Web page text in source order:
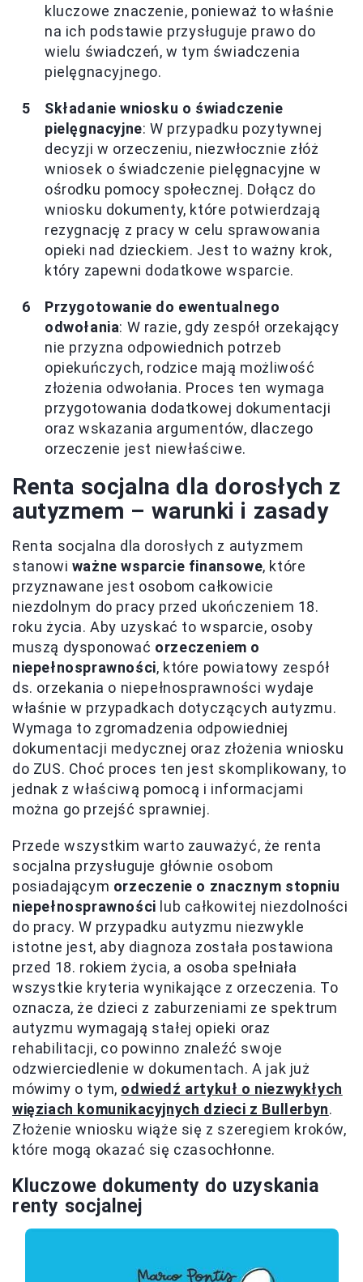
kluczowe znaczenie, ponieważ to właśnie
na ich podstawie przysługuje prawo do
wielu świadczeń, w tym świadczenia
pielęgnacyjnego.
Składanie wniosku o świadczenie
pielęgnacyjne: W przypadku pozytywnej
decyzji w orzeczeniu, niezwłocznie złóż
wniosek o świadczenie pielęgnacyjne w
ośrodku pomocy społecznej. Dołącz do
wniosku dokumenty, które potwierdzają
rezygnację z pracy w celu sprawowania
opieki nad dzieckiem. Jest to ważny krok,
który zapewni dodatkowe wsparcie.
Przygotowanie do ewentualnego
odwołania: W razie, gdy zespół orzekający
nie przyzna odpowiednich potrzeb
opiekuńczych, rodzice mają możliwość
złożenia odwołania. Proces ten wymaga
przygotowania dodatkowej dokumentacji
oraz wskazania argumentów, dlaczego
orzeczenie jest niewłaściwe.
Renta socjalna dla dorosłych z
autyzmem – warunki i zasady
Renta socjalna dla dorosłych z autyzmem
stanowi ważne wsparcie finansowe, które
przyznawane jest osobom całkowicie
niezdolnym do pracy przed ukończeniem 18.
roku życia. Aby uzyskać to wsparcie, osoby
muszą dysponować orzeczeniem o
niepełnosprawności, które powiatowy zespół
ds. orzekania o niepełnosprawności wydaje
właśnie w przypadkach dotyczących autyzmu.
Wymaga to zgromadzenia odpowiedniej
dokumentacji medycznej oraz złożenia wniosku
do ZUS. Choć proces ten jest skomplikowany, to
jednak z właściwą pomocą i informacjami
można go przejść sprawniej.
Przede wszystkim warto zauważyć, że renta
socjalna przysługuje głównie osobom
posiadającym orzeczenie o znacznym stopniu
niepełnosprawności lub całkowitej niezdolności
do pracy. W przypadku autyzmu niezwykle
istotne jest, aby diagnoza została postawiona
przed 18. rokiem życia, a osoba spełniała
wszystkie kryteria wynikające z orzeczenia. To
oznacza, że dzieci z zaburzeniami ze spektrum
autyzmu wymagają stałej opieki oraz
rehabilitacji, co powinno znaleźć swoje
odzwierciedlenie w dokumentach. A jak już
mówimy o tym, odwiedź artykuł o niezwykłych
więziach komunikacyjnych dzieci z Bullerbyn.
Złożenie wniosku wiąże się z szeregiem kroków,
które mogą okazać się czasochłonne.
Kluczowe dokumenty do uzyskania
renty socjalnej